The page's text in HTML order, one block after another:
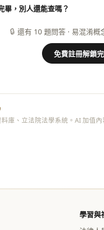
畢，別人還能查嗎？
🔒 還有 10 題問答 · 易混淆概
免費註冊解鎖
庫、立法院法學系統。AI 加值
學習與